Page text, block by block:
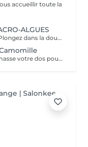
accueillir toute la
ALGUES
Retrouvez une peau douce et soyeuse Plongez dans la douceur tropicale dIndonésie à travers les notes épicées des huiles essentielles de Girofle et de Muscade. Ce gommage aux effluves chauds et naturels vous transporte tout en exfoliant délicatement votre peau : elle est douce, lumineuse et satinée.
Le temps du soin, notre esthéticienne masse votre dos pour un confort sans précédent.